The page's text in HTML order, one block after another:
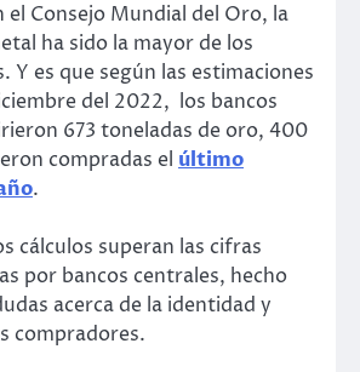
el Consejo Mundial del Oro, la
ha sido la mayor de los
Y es que según las estimaciones
del 2022, los bancos
673 toneladas de oro, 400
compradas el último
.
cálculos superan las cifras
por bancos centrales, hecho
acerca de la identidad y
compradores.